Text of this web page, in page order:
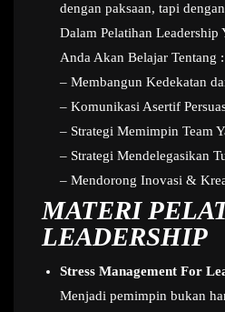
dengan paksaan, tapi
Dalam Pelatihan
Anda Akan Belajar Tentang :
– Membangun Kedekatan
– Komunikasi Asertif
– Strategi Memimpin Team
– Strategi Mendelegasikan
– Mendorong Inovasi &
MATERI
LEADERSHIP
Stress Management For
Menjadi pemimpin bukan